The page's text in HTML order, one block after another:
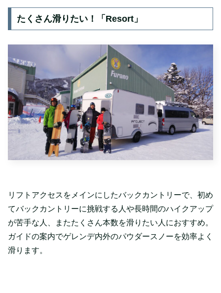
たくさん滑りたい！「Resort」
リフトアクセスをメインにしたバックカントリーで、初め
てバックカントリーに挑戦する人や長時間のハイクアップ
が苦手な人、またたくさん本数を滑りたい人におすすめ。
ガイドの案内でゲレンデ内外のパウダースノーを効率よく
滑ります。